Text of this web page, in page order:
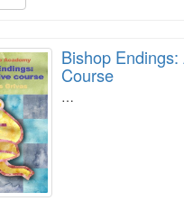
Bishop
Course
…